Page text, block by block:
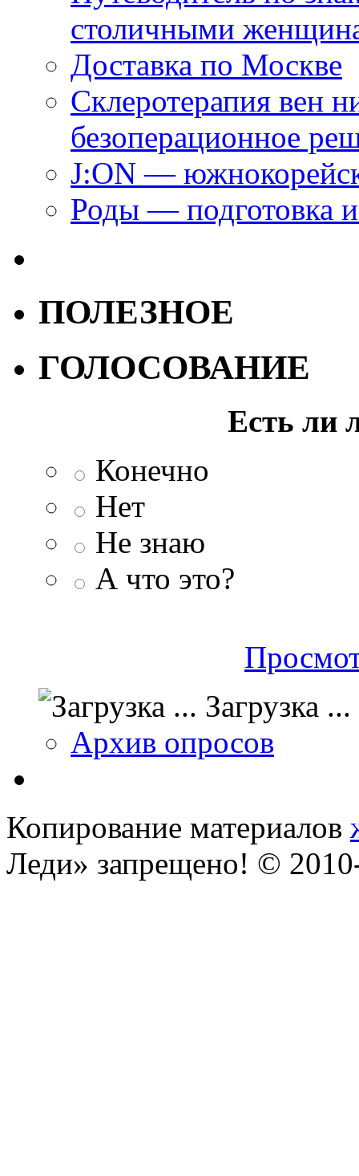
столичными
Доставка по Москве
Склеротерапия вен
безоперационное
J:ON —
Роды — подготовка
ПОЛЕЗНОЕ
ГОЛОСОВАНИЕ
Есть ли
Конечно
Нет
Не знаю
А что это?
Загрузка ...
Архив опросов
Копирование материалов
Леди» запрещено! ©